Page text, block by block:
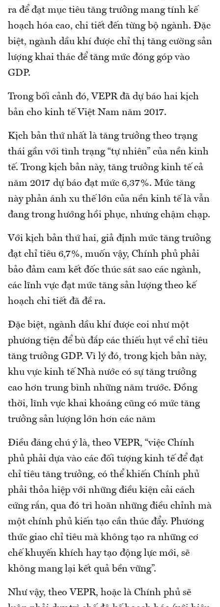
ra để đạt mục tiêu tăng trưởng mang tính kế
hoạch hóa cao, chi tiết đến từng bộ ngành. Đặc
biệt, ngành dầu khí được chỉ thị tăng cường sản
lượng khai thác để tăng mức đóng góp vào
GDP.
Trong bối cảnh đó, VEPR đã dự báo hai kịch
bản cho kinh tế Việt Nam năm 2017.
Kịch bản thứ nhất là tăng trưởng theo trạng
thái gần với tình trạng “tự nhiên” của nền kinh
tế. Trong kịch bản này, tăng trưởng kinh tế cả
năm 2017 dự báo đạt mức 6,37%. Mức tăng
này phản ánh xu thế lớn của nền kinh tế là vẫn
đang trong hướng hồi phục, nhưng chậm chạp.
Với kịch bản thứ hai, giả định mức tăng trưởng
đạt chỉ tiêu 6,7%, muốn vậy, Chính phủ phải
bảo đảm cam kết đốc thúc sát sao các ngành,
các lĩnh vực đạt mức tăng sản lượng theo kế
hoạch chi tiết đã đề ra.
Đặc biệt, ngành dầu khí được coi như một
phương tiện để bù đắp các thiếu hụt về chỉ tiêu
tăng trưởng GDP. Vì lý đó, trong kịch bản này,
khu vực kinh tế Nhà nước có sự tăng trưởng
cao hơn trung bình những năm trước. Đồng
thời, lĩnh vực khai khoáng cũng có mức tăng
trưởng sản lượng lớn hơn các năm
Điều đáng chú ý là, theo VEPR, “việc Chính
phủ phải dựa vào các đối tượng kinh tế để đạt
chỉ tiêu tăng trưởng, có thể khiến Chính phủ
phải thỏa hiệp với những điều kiện cải cách
cứng rắn, qua đó trì hoãn những điều chỉnh mà
một chính phủ kiến tạo cần thúc đẩy. Phương
thức giao chỉ tiêu mà không tạo ra những cơ
chế khuyến khích hay tạo động lực mới, sẽ
không mang lại kết quả bền vững”.
Như vậy, theo VEPR, hoặc là Chính phủ sẽ